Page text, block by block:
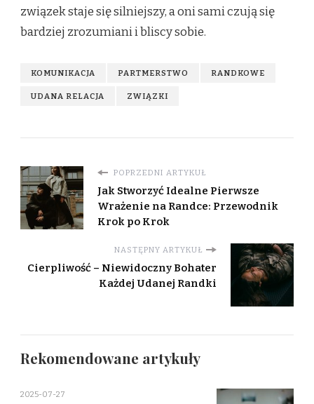
związek staje się silniejszy, a oni sami czują się
bardziej zrozumiani i bliscy sobie.
KOMUNIKACJA PARTMERSTWO RANDKOWE
UDANA RELACJA ZWIĄZKI
POPRZEDNI ARTYKUŁ
Jak Stworzyć Idealne Pierwsze
Wrażenie na Randce: Przewodnik
Krok po Krok
NASTĘPNY ARTYKUŁ
Cierpliwość – Niewidoczny Bohater
Każdej Udanej Randki
Rekomendowane artykuły
2025-07-27